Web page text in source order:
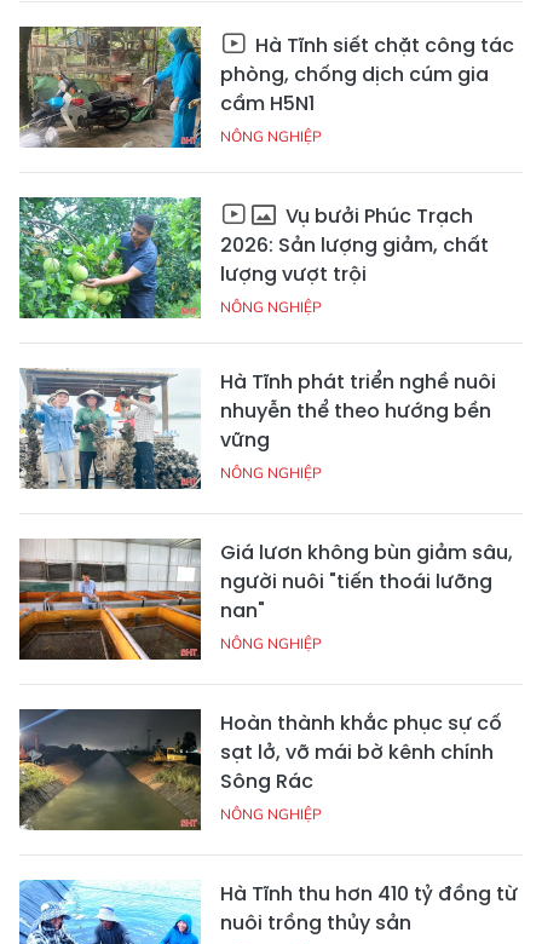
Hà Tĩnh siết chặt công tác
phòng, chống dịch cúm gia
cầm H5N1
NÔNG NGHIỆP
Vụ bưởi Phúc Trạch
2026: Sản lượng giảm, chất
lượng vượt trội
NÔNG NGHIỆP
Hà Tĩnh phát triển nghề nuôi
nhuyễn thể theo hướng bền
vững
NÔNG NGHIỆP
Giá lươn không bùn giảm sâu,
người nuôi "tiến thoái lưỡng
nan"
NÔNG NGHIỆP
Hoàn thành khắc phục sự cố
sạt lở, vỡ mái bờ kênh chính
Sông Rác
NÔNG NGHIỆP
Hà Tĩnh thu hơn 410 tỷ đồng từ
nuôi trồng thủy sản